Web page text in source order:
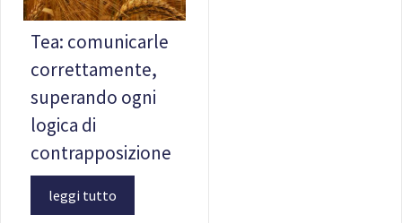
Tea: comunicarle
correttamente,
superando ogni
logica di
contrapposizione
leggi tutto